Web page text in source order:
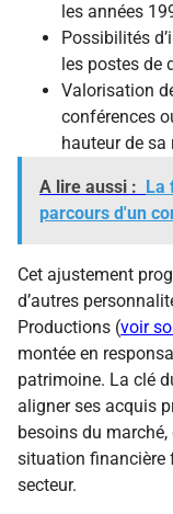
les années
Possibilités
les postes de
Valorisation
conférences
hauteur de sa
A lire aussi : La
parcours d'un
Cet ajustement
d’autres
Productions (voir
montée en
patrimoine. La clé
aligner ses acquis
besoins du
situation financière
secteur.